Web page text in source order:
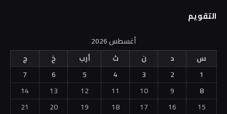
التقويم
أغسطس 2026
س
د ن ث أرب خ
ج
1
2
3
4
5
6
7
8
9
10
11
12
13
14
15
16
17
18
19
20
21